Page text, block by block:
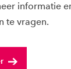
informatie
te vragen.